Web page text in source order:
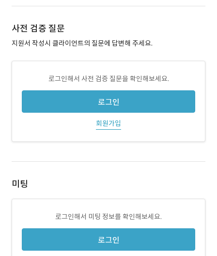
사전 검증 질문
지원서 작성시 클라이언트의 질문에 답변해 주세요.
로그인해서 사전 검증 질문을 확인해보세요.
로그인
회원가입
미팅
로그인해서 미팅 정보를 확인해보세요.
로그인